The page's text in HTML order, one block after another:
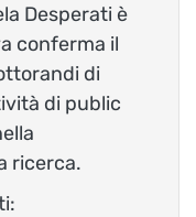
Desperati è
conferma il
di
di public
ricerca.